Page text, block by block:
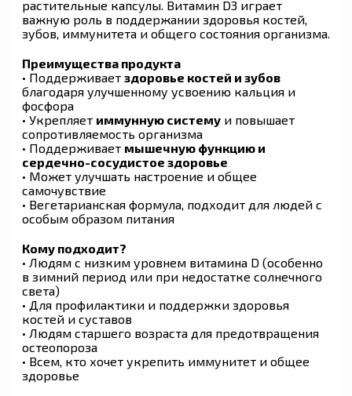
растительные капсулы. Витамин D3 играет
важную роль в поддержании здоровья костей,
зубов, иммунитета и общего состояния организма.
Преимущества продукта
• Поддерживает здоровье костей и зубов
благодаря улучшенному усвоению кальция и
фосфора
• Укрепляет иммунную систему и повышает
сопротивляемость организма
• Поддерживает мышечную функцию и
сердечно-сосудистое здоровье
• Может улучшать настроение и общее
самочувствие
• Вегетарианская формула, подходит для людей с
особым образом питания
Кому подходит?
• Людям с низким уровнем витамина D (особенно
в зимний период или при недостатке солнечного
света)
• Для профилактики и поддержки здоровья
костей и суставов
• Людям старшего возраста для предотвращения
остеопороза
• Всем, кто хочет укрепить иммунитет и общее
здоровье